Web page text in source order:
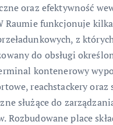
oraz efektywność
Raumie funkcjonuje
z
do obsługi
kontenerowy
reachstackery oraz
służące do
Rozbudowane place